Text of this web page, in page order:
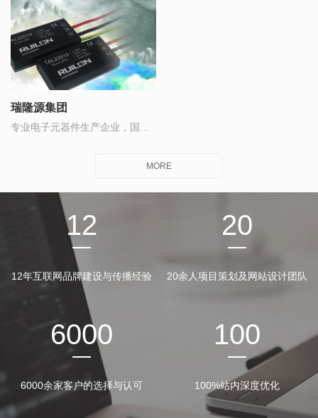
十大青年企业家
瑞隆源集团
专业电子元器件生产企业，国产
MORE
12
12年互联网品牌建设与传播经验
20
20余人项目策划及网站设计团队
6000
6000余家客户的选择与认可
100
100%站内深度优化